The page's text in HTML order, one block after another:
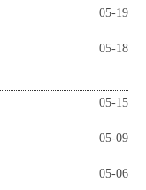
05-19
05-18
05-15
05-09
05-06